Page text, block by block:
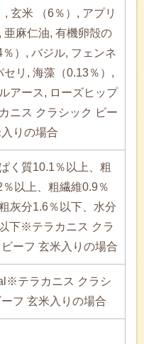
, 玄米 （6％）, アプリ
亜麻仁油, 有機卵殻の
）, バジル, フェンネ
セリ, 海藻（0.13％）,
アース, ローズヒップ
ニス クラシック ビー
りの場合
く質10.1％以上、粗
％以上、粗繊維0.9％
灰分1.6％以下、水分
下※テラカニス クラ
ーフ 玄米入りの場合
テラカニス クラシ
フ 玄米入りの場合